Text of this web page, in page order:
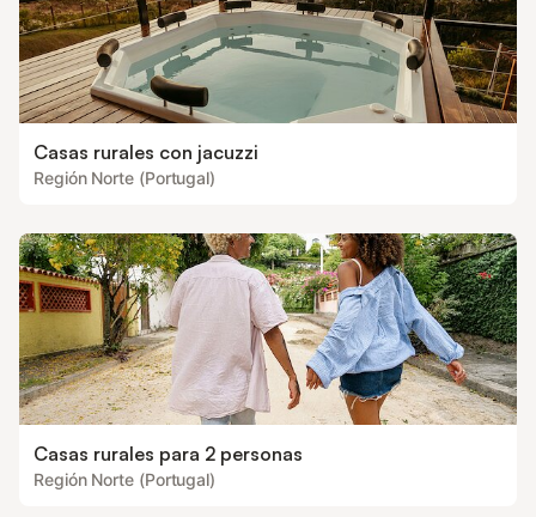
Casas rurales con jacuzzi
Región Norte (Portugal)
Casas rurales para 2 personas
Región Norte (Portugal)